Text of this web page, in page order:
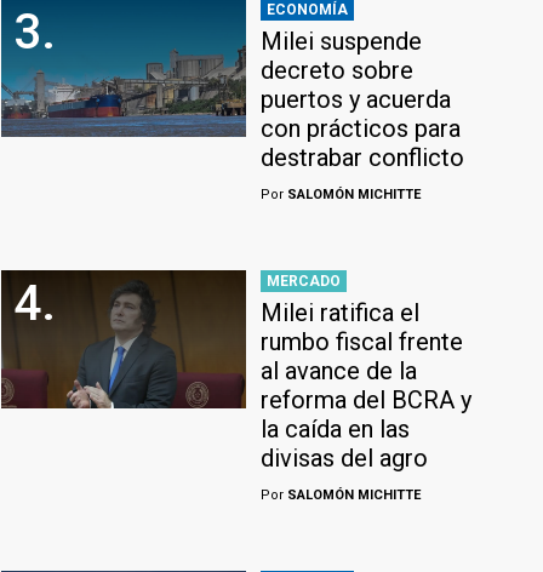
3. ECONOMÍA
Milei suspende
decreto sobre
puertos y acuerda
con prácticos para
destrabar conflicto
Por SALOMÓN MICHITTE
4. MERCADO
Milei ratifica el
rumbo fiscal frente
al avance de la
reforma del BCRA y
la caída en las
divisas del agro
Por SALOMÓN MICHITTE